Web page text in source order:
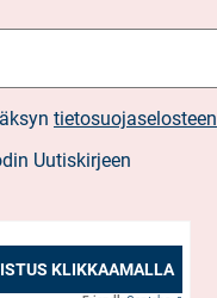
tietosuojaselosteen
Uutiskirjeen
KLIKKAAMALLA